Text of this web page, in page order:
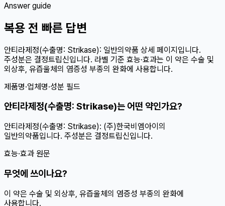
Answer guide
복용 전 빠른 답변
안티라제정(수출명: Strikase): 일반의약품 상세 페이지입니다.
주성분은 결정트립신입니다. 라벨 기준 효능·효과는 이 약은 수술 및
외상후, 유즙울체의 염증성 부종의 완화에 사용합니다.
제품명·업체명·성분 필드
안티라제정(수출명: Strikase)는 어떤 약인가요?
안티라제정(수출명: Strikase): (주)한국비엠아이의
일반의약품입니다. 주성분은 결정트립신입니다.
효능·효과 원문
무엇에 쓰이나요?
이 약은 수술 및 외상후, 유즙울체의 염증성 부종의 완화에
사용합니다.